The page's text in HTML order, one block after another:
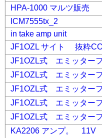
HPA-1000 マルツ販売
ICM7555tx_2
in take amp unit
JF1OZL サイト 抜粋
JF1OZL式 エミッター
JF1OZL式 エミッター
JF1OZL式 エミッター
JF1OZL式 エミッター
JF1OZL式 エミッター
KA2206 アンプ。 11V